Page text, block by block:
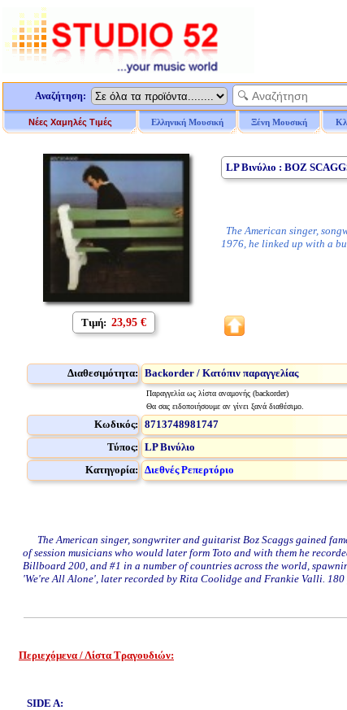
Αναζήτηση:
Νέες Χαμηλές Τιμές Ελληνική Μουσική Ξένη Μουσική
Τιμή: 23,95 €
LP Βινύλιο : BOZ
The American singer,
1976, he linked up with a
Διαθεσιμότητα: Backorder / Κατόπιν παραγγελίας
Παραγγελία ως λίστα αναμονής (backorder)
Θα σας ειδοποιήσουμε αν γίνει ξανά διαθέσιμο.
Κωδικός: 8713748981747
Τύπος: LP Βινύλιο
Κατηγορία: Διεθνές Ρεπερτόριο
The American singer, songwriter and guitarist Boz Scaggs gained
of session musicians who would later form Toto and with them he
Billboard 200, and #1 in a number of countries across the world,
'We're All Alone', later recorded by Rita Coolidge and Frankie Valli.
Περιεχόμενα / Λίστα Τραγουδιών:
SIDE A: